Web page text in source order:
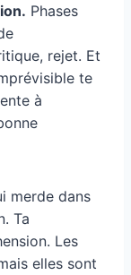
Phases
rejet. Et
te
à
merde dans
Ta
Les
elles sont